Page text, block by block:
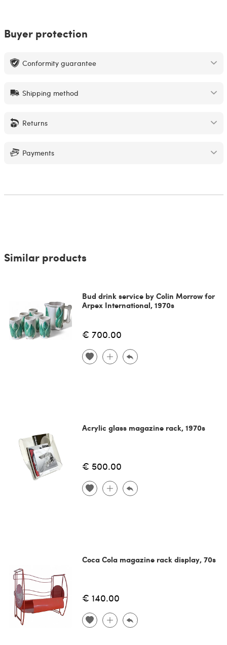
Buyer protection
Conformity guarantee
Shipping method
Returns
Payments
Similar products
Bud drink service by Colin Morrow for
Arpex International, 1970s
€ 700.00
Acrylic glass magazine rack, 1970s
€ 500.00
Coca Cola magazine rack display, 70s
€ 140.00